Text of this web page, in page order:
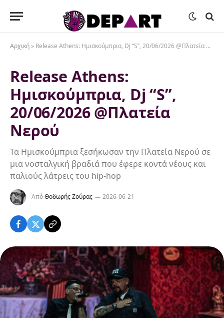
Αρχική » Release Athens: Ημισκούμπρια, Dj “S”, 20/06/2026 @Πλατεία Νερού
Release Athens:
Ημισκούμπρια, Dj “S”,
20/06/2026 @Πλατεία
Νερού
Τα Ημισκούμπρια ξεσήκωσαν την Πλατεία Νερού σε
μια νοσταλγική βραδιά που έφερε κοντά νέους και
παλιούς λάτρεις του hip-hop
ΑπόΘοδωρής Ζούρας 2026-06-21